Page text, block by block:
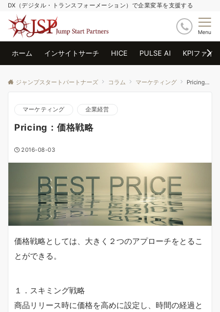
DX（デジタル・トランスフォーメーション）で企業変革を支援する
Menu
ホーム インサイトサーチ HICE PULSE AI KPIファイ
ジャンプスタートパートナーズ コラム マーケティング Pricing：価格戦略
マーケティング 企業経営
Pricing：価格戦略
2016-08-03
価格戦略としては、大きく２つのアプローチをとるこ
とができる。
１．スキミング戦略
商品リリース時に価格を高めに設定し、時間の経過と